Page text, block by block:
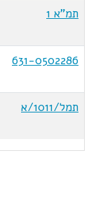
תמ"א 1
631-0502286
תמל/1011/א